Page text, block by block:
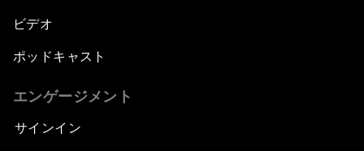
ビデオ
ポッドキャスト
エンゲージメント
サインイン